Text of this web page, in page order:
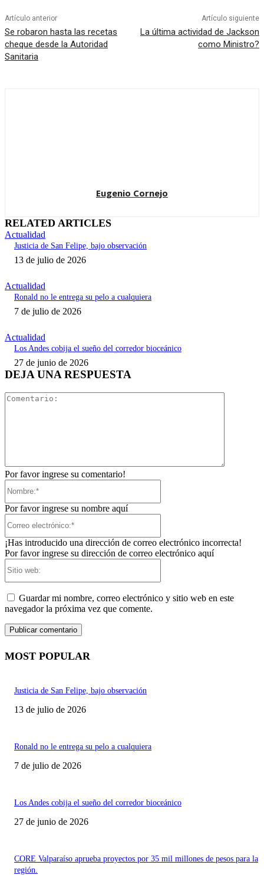
Artículo anterior
Se robaron hasta las recetas
cheque desde la Autoridad
Sanitaria
Artículo siguiente
La última actividad de Jackson
como Ministro?
Eugenio Cornejo
RELATED ARTICLES
Actualidad
Justicia de San Felipe, bajo observación
13 de julio de 2026
Actualidad
Ronald no le entrega su pelo a cualquiera
7 de julio de 2026
Actualidad
Los Andes cobija el sueño del corredor bioceánico
27 de junio de 2026
DEJA UNA RESPUESTA
Por favor ingrese su comentario!
Por favor ingrese su nombre aquí
¡Has introducido una dirección de correo electrónico incorrecta!
Por favor ingrese su dirección de correo electrónico aquí
Guardar mi nombre, correo electrónico y sitio web en este
navegador la próxima vez que comente.
MOST POPULAR
Justicia de San Felipe, bajo observación
13 de julio de 2026
Ronald no le entrega su pelo a cualquiera
7 de julio de 2026
Los Andes cobija el sueño del corredor bioceánico
27 de junio de 2026
CORE Valparaíso aprueba proyectos por 35 mil millones de pesos para la
región.